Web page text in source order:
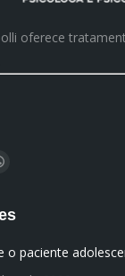
oferece
new
o paciente